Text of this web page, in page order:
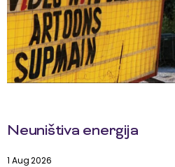
Neuništiva energija
1 Aug 2026